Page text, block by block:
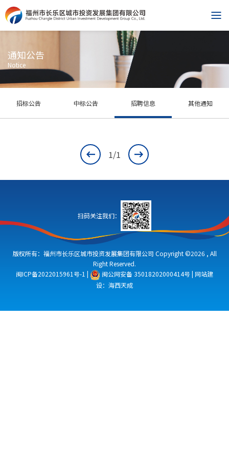
通知公告
Notice
招标公告 中标公告 招聘信息 其他通知
1/1
扫码关注我们：
版权所有：福州市长乐区城市投资发展集团有限公司 Copyright ©2026 , All
Right Reserved.
闽ICP备2022015961号-1 | 闽公网安备 35018202000414号| 网站建
设：海西天成